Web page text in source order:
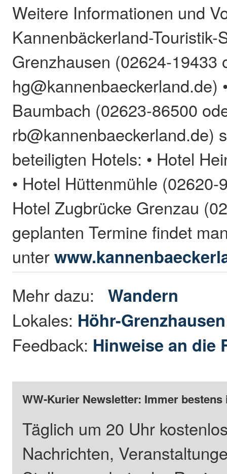
Weitere Informationen und
Kannenbäckerland-Touristik-
Grenzhausen (02624-19433
hg@kannenbaeckerland.de)
Baumbach (02623-86500
rb@kannenbaeckerland.de)
beteiligten Hotels: • Hotel
• Hotel Hüttenmühle (02620-
Hotel Zugbrücke Grenzau
geplanten Termine findet
unter
Mehr dazu:Wandern
Lokales: Höhr-
Feedback: Hinweise an die
WW-Kurier Newsletter: Immer
Täglich um 20 Uhr
Nachrichten,